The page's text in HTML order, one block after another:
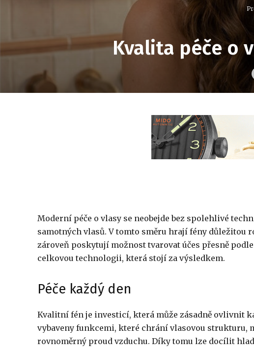
Kvalita péče o
Moderní péče o vlasy se neobejde bez spolehlivé
samotných vlasů. V tomto směru hrají fény důležitou
zároveň poskytují možnost tvarovat účes přesně
celkovou technologii, která stojí za výsledkem.
Péče každý den
Kvalitní fén je investicí, která může zásadně ovlivnit
vybaveny funkcemi, které chrání vlasovou
rovnoměrný proud vzduchu. Díky tomu lze docílit